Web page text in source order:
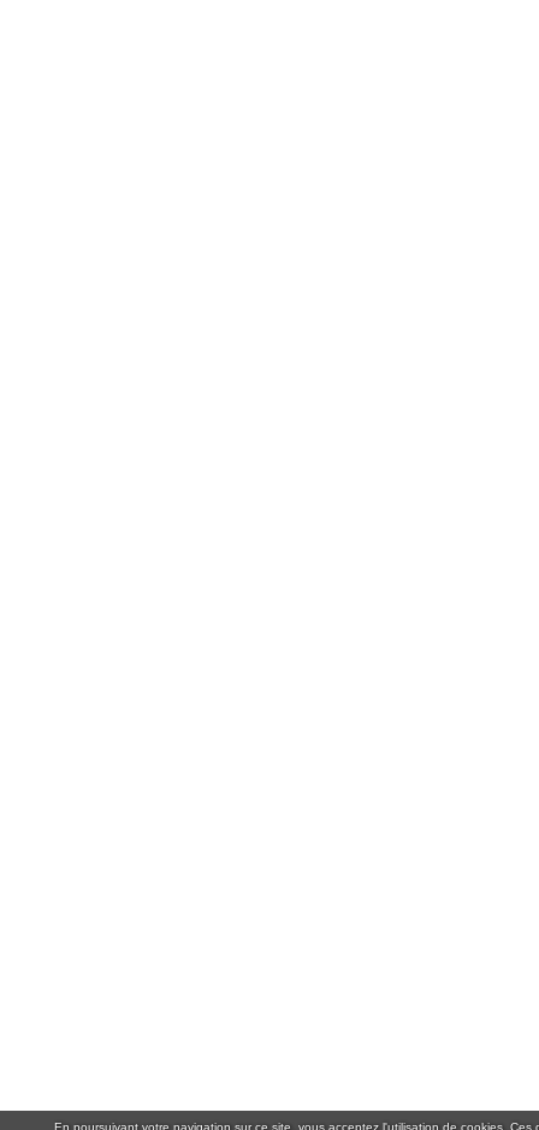
En poursuivant votre navigation sur ce site, vous acceptez l'utilisation de cookies.